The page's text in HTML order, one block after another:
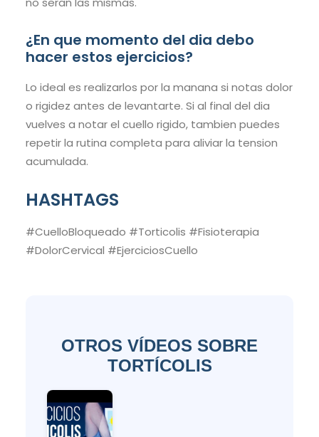
¿En que momento del dia debo
hacer estos ejercicios?
Lo ideal es realizarlos por la manana si notas dolor
o rigidez antes de levantarte. Si al final del dia
vuelves a notar el cuello rigido, tambien puedes
repetir la rutina completa para aliviar la tension
acumulada.
HASHTAGS
#CuelloBloqueado #Torticolis #Fisioterapia
#DolorCervical #EjerciciosCuello
OTROS VÍDEOS SOBRE
TORTÍCOLIS